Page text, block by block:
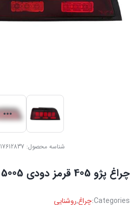
شناسه محصول:
چراغ ‏پژو 405 قرمز دودی 5005
Categories:چراغ,روشنایی